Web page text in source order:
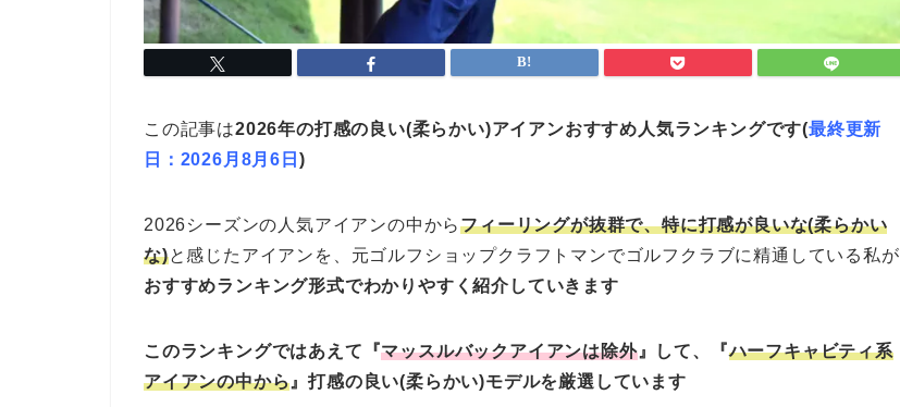
この記事は2026年の打感の良い(柔らかい)アイアンおすすめ人気ランキングです(最終更新
日：2026月8月6日 )
2026シーズンの人気アイアンの中からフィーリングが抜群で、特に打感が良いな(柔らかい
な)と感じたアイアンを、元ゴルフショップクラフトマンでゴルフクラブに精通している私が
おすすめランキング形式でわかりやすく紹介していきます
このランキングではあえて『マッスルバックアイアンは除外』して、『ハーフキャビティ系
アイアンの中から 』打感の良い(柔らかい)モデルを厳選しています